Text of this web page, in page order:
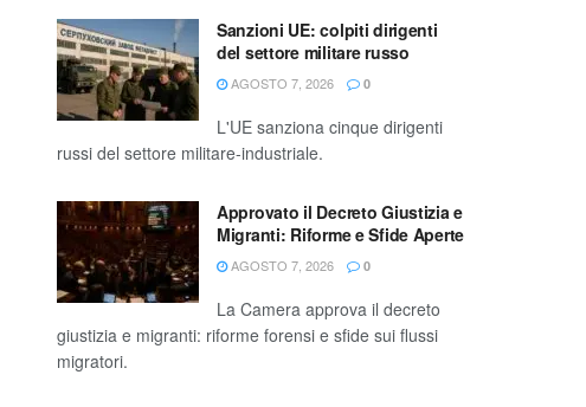
Sanzioni UE: colpiti dirigenti
del settore militare russo
AGOSTO 7, 2026 0
L'UE sanziona cinque dirigenti
russi del settore militare-industriale.
Approvato il Decreto Giustizia e
Migranti: Riforme e Sfide Aperte
AGOSTO 7, 2026 0
La Camera approva il decreto
giustizia e migranti: riforme forensi e sfide sui flussi
migratori.